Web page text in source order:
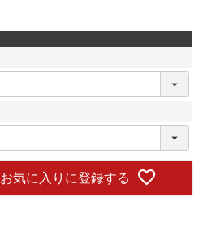
お気に入りに登録する